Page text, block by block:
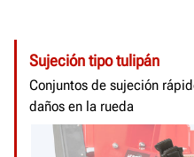
Sujeción tipo tulipán
Conjuntos de sujeción
daños en la rueda